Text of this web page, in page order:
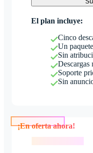
El plan incluye:
Cinco
Un
Sin
Descargas
Soporte
Sin